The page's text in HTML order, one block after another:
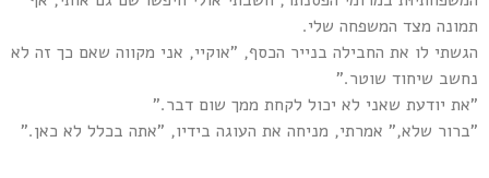
תמונה מצד המשפחה שלי.
הגשתי לו את החבילה בנייר הכסף, "אוקיי, אני מקווה שאם כך זה לא
נחשב שיחוד שוטר."
"את יודעת שאני לא יכול לקחת ממך שום דבר."
"ברור שלא," אמרתי, מניחה את העוגה בידיו, "אתה בכלל לא כאן."